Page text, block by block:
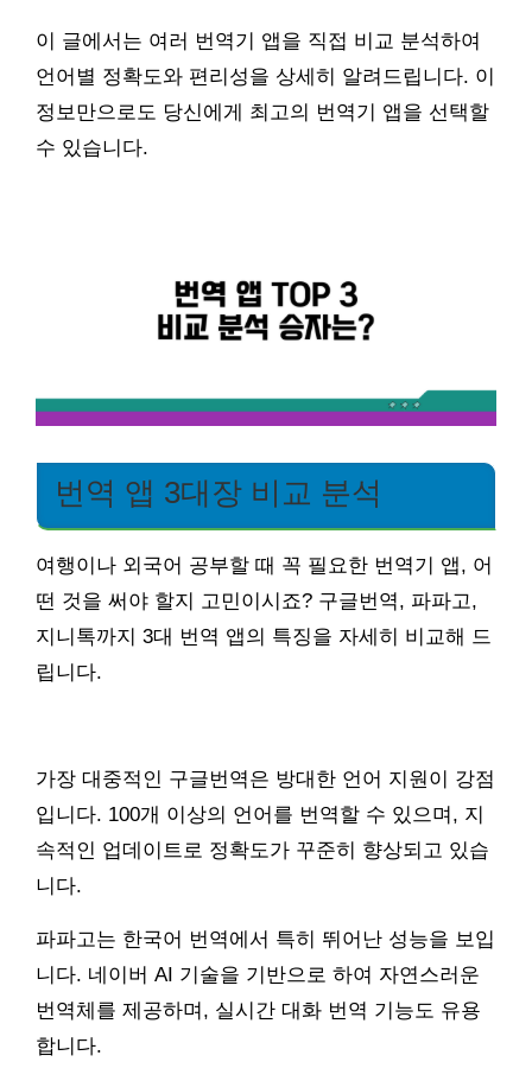
이 글에서는 여러 번역기 앱을 직접 비교 분석하여
언어별 정확도와 편리성을 상세히 알려드립니다. 이
정보만으로도 당신에게 최고의 번역기 앱을 선택할
수 있습니다.
번역 앱 3대장 비교 분석
여행이나 외국어 공부할 때 꼭 필요한 번역기 앱, 어
떤 것을 써야 할지 고민이시죠? 구글번역, 파파고,
지니톡까지 3대 번역 앱의 특징을 자세히 비교해 드
립니다.
가장 대중적인 구글번역은 방대한 언어 지원이 강점
입니다. 100개 이상의 언어를 번역할 수 있으며, 지
속적인 업데이트로 정확도가 꾸준히 향상되고 있습
니다.
파파고는 한국어 번역에서 특히 뛰어난 성능을 보입
니다. 네이버 AI 기술을 기반으로 하여 자연스러운
번역체를 제공하며, 실시간 대화 번역 기능도 유용
합니다.